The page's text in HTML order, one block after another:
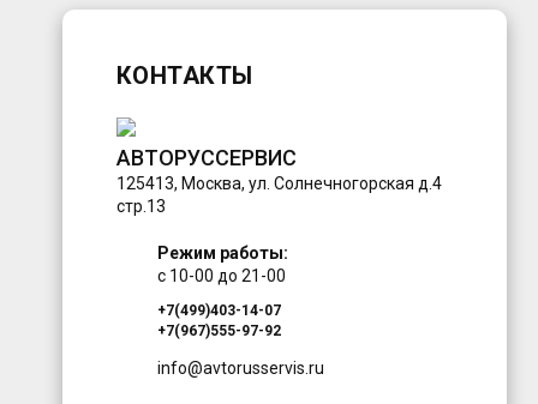
КОНТАКТЫ
АВТОРУССЕРВИС
125413, Москва, ул. Солнечногорская д.4
стр.13
Режим работы:
с 10-00 до 21-00
+7(499)403-14-07
+7(967)555-97-92
info@avtorusservis.ru